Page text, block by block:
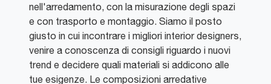
nell'arredamento, con la misurazione degli spazi
e con trasporto e montaggio. Siamo il posto
giusto in cui incontrare i migliori interior designers,
venire a conoscenza di consigli riguardo i nuovi
trend e decidere quali materiali si addicono alle
tue esigenze. Le composizioni arredative